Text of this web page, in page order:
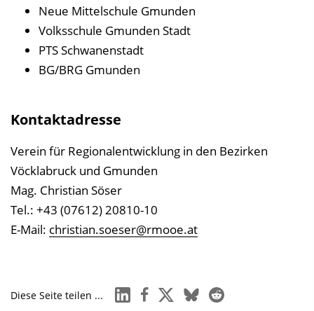
Neue Mittelschule Gmunden
Volksschule Gmunden Stadt
PTS Schwanenstadt
BG/BRG Gmunden
Kontaktadresse
Verein für Regionalentwicklung in den Bezirken
Vöcklabruck und Gmunden
Mag. Christian Söser
Tel.: +43 (07612) 20810-10
E-Mail: christian.soeser@rmooe.at
Diese Seite teilen ... linkedinfacebook
x blueskyreddit